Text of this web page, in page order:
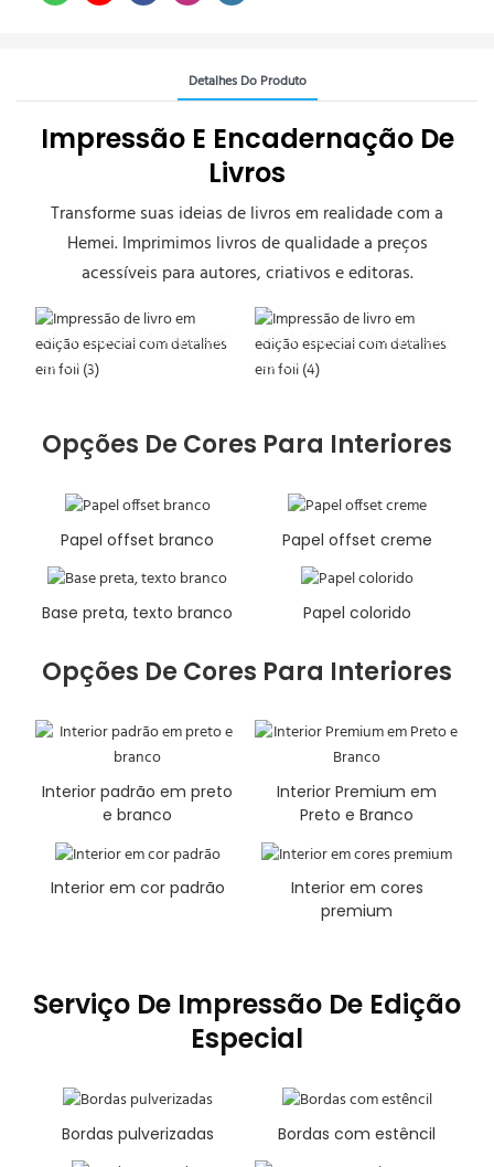
Detalhes Do Produto
Impressão E Encadernação De
Livros
Transforme suas ideias de livros em realidade com a
Hemei. Imprimimos livros de qualidade a preços
acessíveis para autores, criativos e editoras.
Edição Especial de Impressão
do Livro
Edição Especial de Impressão
do Livro
Opções De Cores Para Interiores
Papel offset branco Papel offset creme
Base preta, texto branco Papel colorido
Opções De Cores Para Interiores
Interior padrão em preto
e branco
Interior Premium em
Preto e Branco
Interior em cor padrão
Interior em cores
premium
Serviço De Impressão De Edição
Especial
Bordas pulverizadas Bordas com estêncil